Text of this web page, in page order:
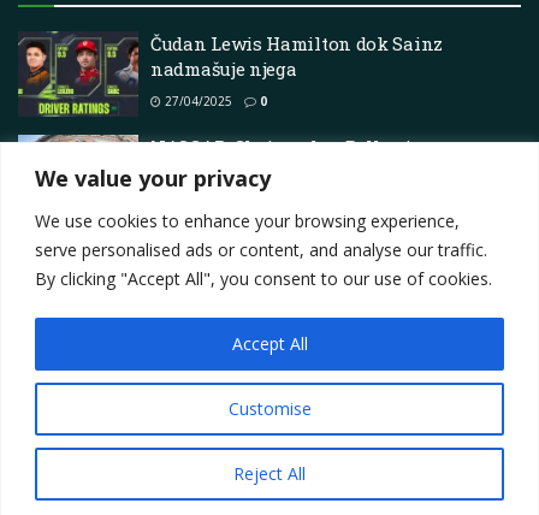
We value your privacy
We use cookies to enhance your browsing experience,
serve personalised ads or content, and analyse our traffic.
By clicking "Accept All", you consent to our use of cookies.
Customise
Reject All
Accept All
Čudan Lewis Hamilton dok Sainz
nadmašuje njega
27/04/2025 0
NASCAR: Christopher Bell osigurava
treću uzastopnu pobjedu 2025. u Phoenixu
Contact
Privacy Policy
Terms Marketing i oglašavanje